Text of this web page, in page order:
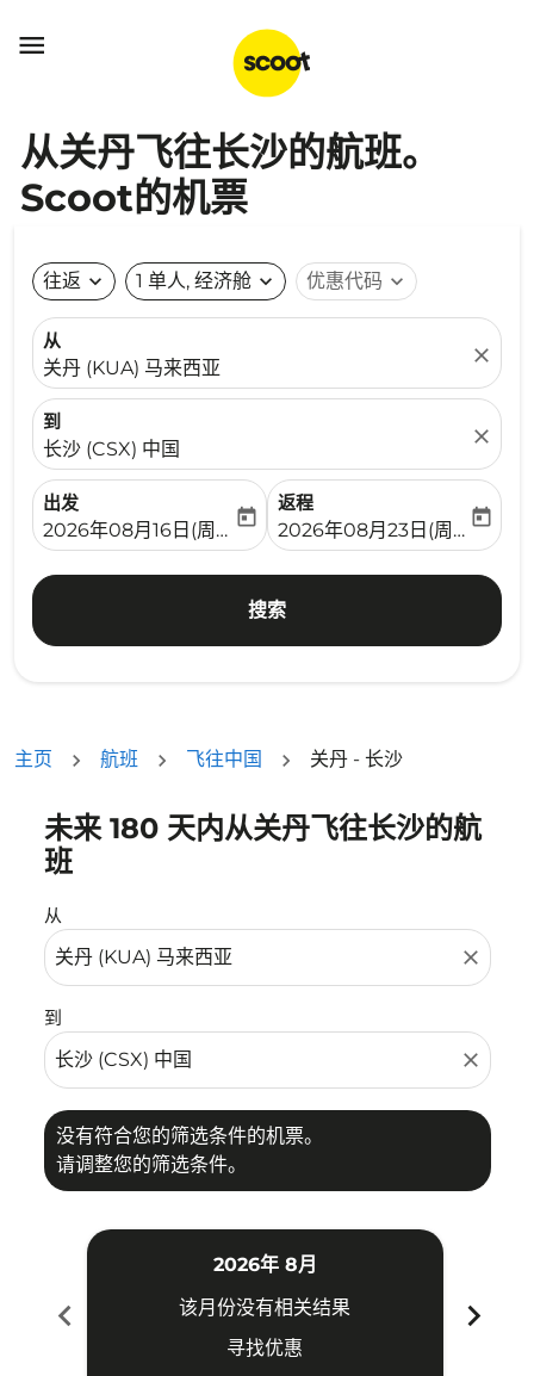

从关丹飞往长沙的航班。
Scoot的机票
往返 expand_more 1 单人, 经济舱 expand_more 优惠代码 expand_more
从
关丹 (KUA) 马来西亚
close
到
长沙 (CSX) 中国
close
出发
fc-booking-departure-date-aria-label
2026年08月16日(周日)
today
返程
fc-booking-return-date-
2026年08月23日(周日)
today
搜索
主页 航班 飞往中国 关丹 - 长沙
未来 180 天内从关丹飞往长沙的航
班
从
close
到
close
没有符合您的筛选条件的机票。
请调整您的筛选条件。
没有符合您的筛选条件的机票。请调整您的筛选条件。
chevron_left
2026年 8月
该月份没有相关结果
寻找优惠
chevron_right